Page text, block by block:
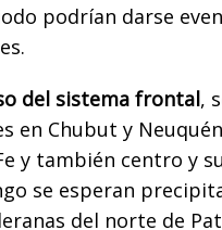
podrían darse
del sistema frontal,
en Chubut y
y también centro y
se esperan
del norte de